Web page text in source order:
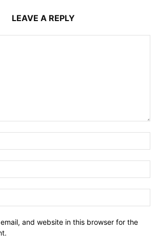
LEAVE A REPLY
and website in this browser for the